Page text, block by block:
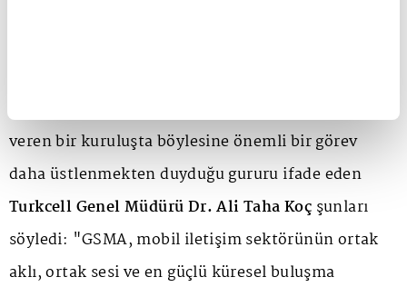
veren bir kuruluşta böylesine önemli bir görev
daha üstlenmekten duyduğu gururu ifade eden
Turkcell Genel Müdürü Dr. Ali Taha Koç şunları
söyledi: "GSMA, mobil iletişim sektörünün ortak
aklı, ortak sesi ve en güçlü küresel buluşma